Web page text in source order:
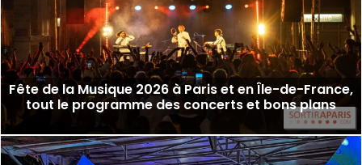
Fête de la Musique 2026 à Paris et en Île-de-France,
tout le programme des concerts et bons plans